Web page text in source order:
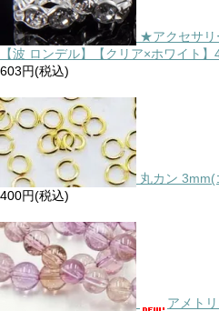
★アクセサリ
【波 ロンデル】【クリア×ホワイト】
603円(税込)
丸カン 3mm(
400円(税込)
アメト